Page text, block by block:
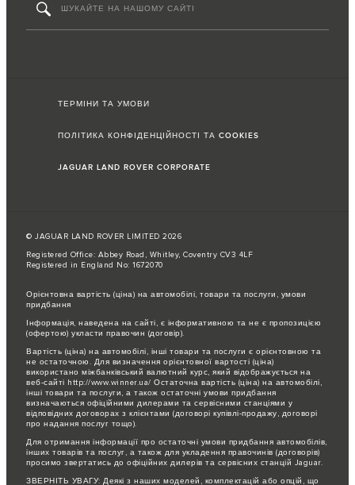
ТЕРМІНИ ТА УМОВИ
ПОЛІТИКА КОНФІДЕНЦІЙНОСТІ ТА COOKIES
JAGUAR LAND ROVER CORPORATE
© JAGUAR LAND ROVER LIMITED 2026
Registered Office: Abbey Road, Whitley, Coventry CV3 4LF
Registered in England No: 1672070
Орієнтовна вартість (ціна) на автомобілі, товари та послуги, умови
придбання
Інформація, наведена на сайті, є інформативною та не є пропозицією
(офертою) укласти правочин (договір).
Вартість (ціна) на автомобілі, інші товари та послуги є орієнтовною та
не остаточною. Для визначення орієнтовної вартості (ціна)
використано міжбанківський валютний курс, який відображується на
веб-сайті http://www.winner.ua/ Остаточна вартість (ціна) на автомобілі,
інші товари та послуги, а також остаточні умови придбання
визначаються офіційними дилерами та сервісними станціями у
відповідних договорах з клієнтами (договорі купівлі-продажу, договорі
про надання послуг тощо).
Для отримання інформації про остаточні умови придбання автомобілів,
інших товарів та послуг, а також для укладення правочинів (договорів)
просимо звертатись до офіційних дилерів та сервісних станцій Jaguar.
ЗВЕРНІТЬ УВАГУ: Деякі з наших моделей, комплектацій або опцій, що